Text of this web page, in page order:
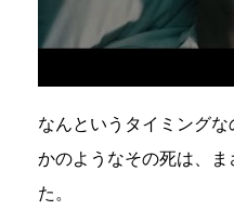
なんというタイミング
かのようなその死は、ま
た。